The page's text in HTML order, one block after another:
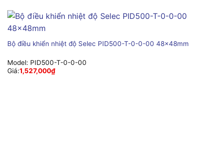
Bộ điều khiển nhiệt độ Selec PID500-T-0-0-00 48x48mm
Model: PID500-T-0-0-00
Giá:1,527,000₫